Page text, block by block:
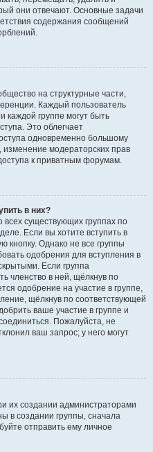
они отвечают. Основные задачи
содержания сообщений
на структурные части,
Каждый пользователь
каждой группе могут быть
Это облегчает
одновременно большому
изменение модераторских прав
к приватным форумам.
в них?
существующих группах по
Если вы хотите вступить в
кнопку. Однако не все группы
одобрения для вступления в
Если группа
членство в ней, щёлкнув по
одобрение на участие в группе,
щёлкнув по соответствующей
ваше участие в группе и
Пожалуйста, не
ваш запрос; у него могут
их создании администраторами
в создании группы, сначала
отправить ему личное